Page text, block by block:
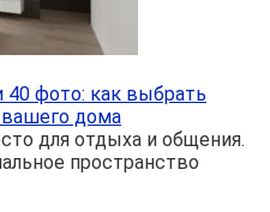
40 фото: как выбрать
дома
для отдыха и общения.
пространство